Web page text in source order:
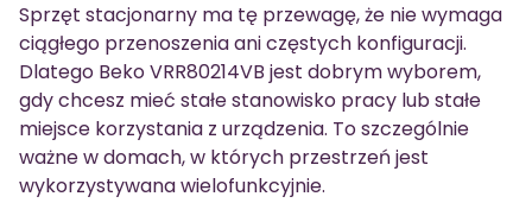
Sprzęt stacjonarny ma tę przewagę, że nie wymaga
ciągłego przenoszenia ani częstych konfiguracji.
Dlatego Beko VRR80214VB jest dobrym wyborem,
gdy chcesz mieć stałe stanowisko pracy lub stałe
miejsce korzystania z urządzenia. To szczególnie
ważne w domach, w których przestrzeń jest
wykorzystywana wielofunkcyjnie.